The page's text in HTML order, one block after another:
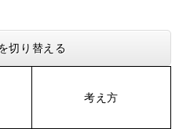
切り替える
考え方